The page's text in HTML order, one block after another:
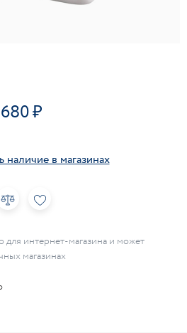
680
наличие в магазинах
для интернет-магазина и может
магазинах